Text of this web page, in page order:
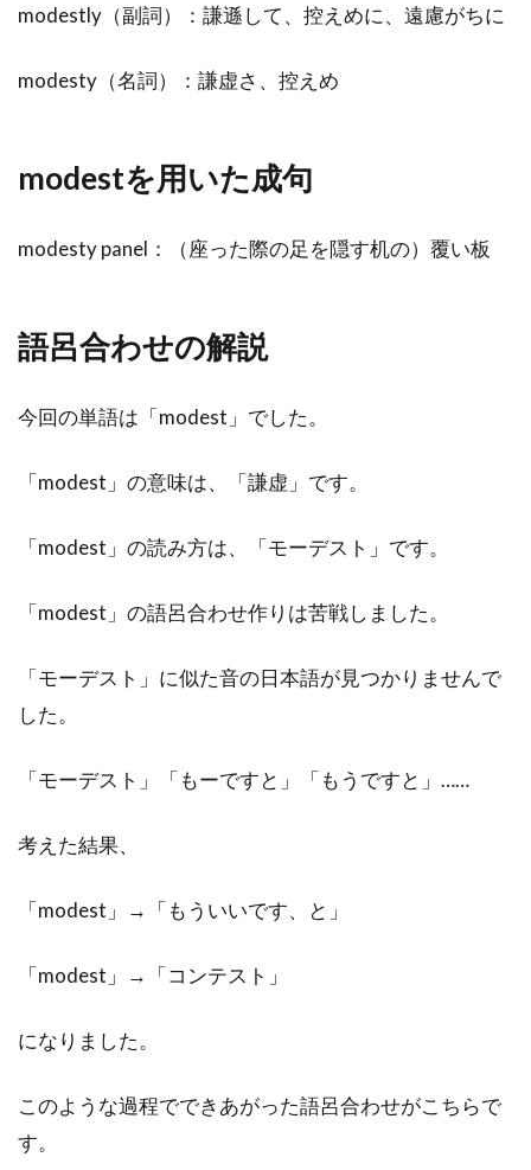
modestly（副詞）：謙遜して、控えめに、遠慮がちに
modesty（名詞）：謙虚さ、控えめ
modestを用いた成句
modesty panel：（座った際の足を隠す机の）覆い板
語呂合わせの解説
今回の単語は「modest」でした。
「modest」の意味は、「謙虚」です。
「modest」の読み方は、「モーデスト」です。
「modest」の語呂合わせ作りは苦戦しました。
「モーデスト」に似た音の日本語が見つかりませんで
した。
「モーデスト」「もーですと」「もうですと」……
考えた結果、
「modest」→「もういいです、と」
「modest」→「コンテスト」
になりました。
このような過程でできあがった語呂合わせがこちらで
す。